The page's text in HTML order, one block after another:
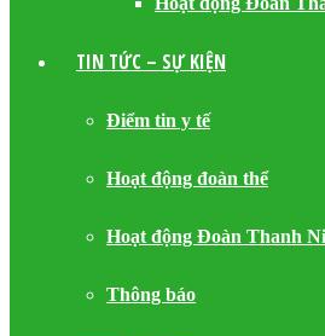
TIN TỨC – SỰ KIỆN
Điểm tin y tế
Hoạt động đoàn thể
Hoạt động Đoàn Thanh
Thông báo